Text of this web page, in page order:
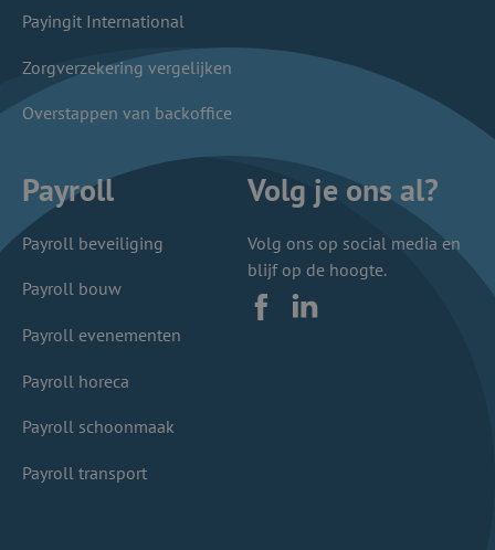
Payingit International
Zorgverzekering vergelijken
Overstappen van backoffice
Payroll
Payroll beveiliging
Payroll bouw
Payroll evenementen
Payroll horeca
Payroll schoonmaak
Payroll transport
Volg je ons al?
Volg ons op social media en
blijf op de hoogte.
FacebookLinkedIn